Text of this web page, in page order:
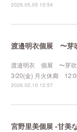
2026.05.05 10:54
渡邉明衣個展 〜芽
渡邉明衣 個展 〜芽吹
3/20(金) 月火休廊
2026.02.10 12:57
宮野里美個展 -甘美